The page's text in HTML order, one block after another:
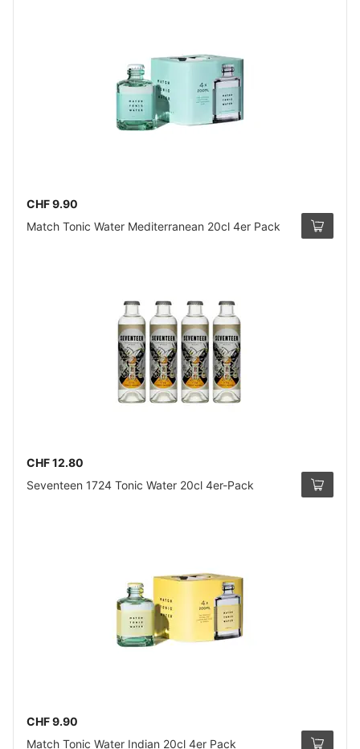
CHF 9.90
Match Tonic Water Mediterranean 20cl 4er Pack
CHF 12.80
Seventeen 1724 Tonic Water 20cl 4er-Pack
CHF 9.90
Match Tonic Water Indian 20cl 4er Pack